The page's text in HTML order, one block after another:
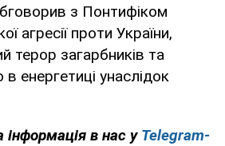
з Понтифіком
агресії проти України,
терор загарбників та
енергетиці унаслідок
інформація в нас у Telegram-